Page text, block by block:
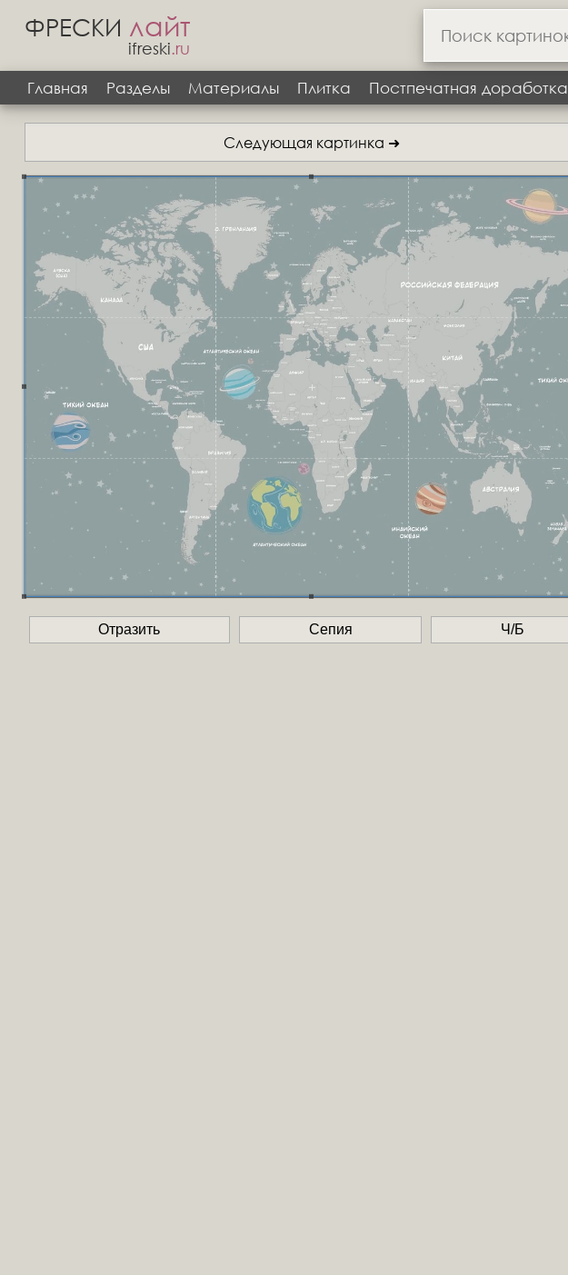
ФРЕСКИ лайт
ifreski.ru
Главная
Разделы Материалы Плитка Постпечатная доработка
Следующая картинка ➜
Отразить Сепия Ч/Б